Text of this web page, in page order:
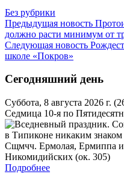
Без рубрики
Предыдущая новость
должно расти минимум от
Следующая новость
школе «Покров»
Сегодняшний день
Суббота, 8 августа 2026 г.
Седмица 10-я по
Сщмчч. Ермолая, Ермиппа и
Никомидийских (ок. 305)
Подробнее